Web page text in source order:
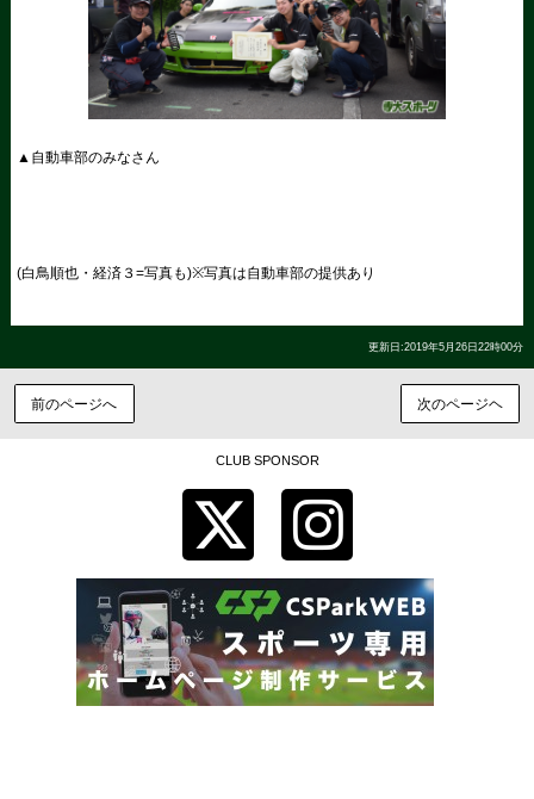
▲自動車部のみなさん
(白鳥順也・経済３ =写真も)※写真は自動車部の提供あり
更新日:2019年5月26日22時00分
前のページへ 次のページヘ
CLUB SPONSOR